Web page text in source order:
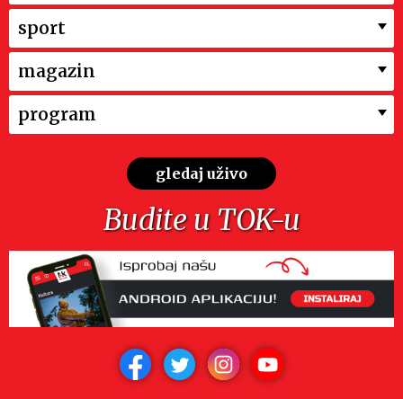
sport
magazin
program
gledaj uživo
Budite u TOK-u